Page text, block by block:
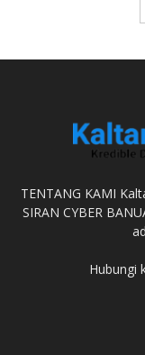
TENTANG KAMI
SIRAN CYBER
Hubungi